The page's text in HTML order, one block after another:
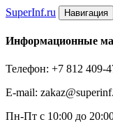
SuperInf.ru Навигация
Информационные
Телефон: +7 812 409-
E-mail:
Пн-Пт с 10:00 до